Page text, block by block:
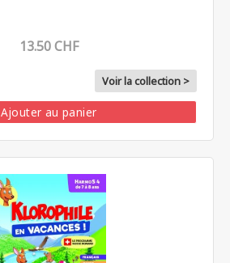
13.50 CHF
Voir la collection >
Ajouter au panier